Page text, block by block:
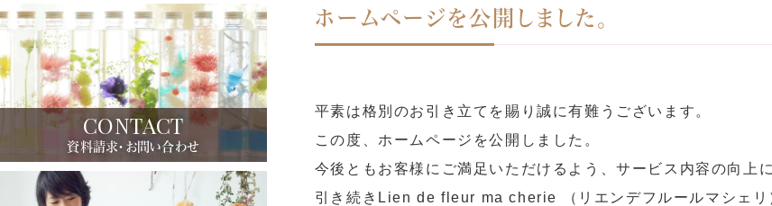
ホームページを公開しました。
平素は格別のお引き立てを賜り誠に有難うございます。
この度、ホームページを公開しました。
今後ともお客様にご満足いただけるよう、サービス内容の向上
引き続きLien de fleur ma cherie （リエンデフルールマシェリ
CONTACT
資料請求・お問い合わせ